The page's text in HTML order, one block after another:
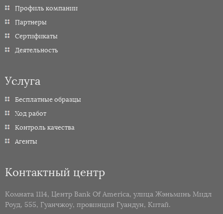
Профиль компании
Партнеры
Сертификаты
Деятельность
Услуга
Бесплатные образцы
Ход работ
Контроль качества
Агенты
Контактный центр
Комната 1114, Центр Bank Of America, улица Жэньминь Мидл
Роуд, 555, Гуанчжоу, провинция Гуандун, Китай.